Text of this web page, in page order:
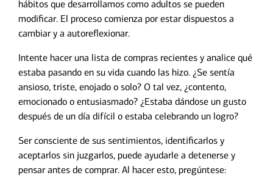
hábitos que desarrollamos como adultos se pueden
modificar. El proceso comienza por estar dispuestos a
cambiar y a autoreflexionar.
Intente hacer una lista de compras recientes y analice qué
estaba pasando en su vida cuando las hizo. ¿Se sentía
ansioso, triste, enojado o solo? O tal vez, ¿contento,
emocionado o entusiasmado? ¿Estaba dándose un gusto
después de un día difícil o estaba celebrando un logro?
Ser consciente de sus sentimientos, identificarlos y
aceptarlos sin juzgarlos, puede ayudarle a detenerse y
pensar antes de comprar. Al hacer esto, pregúntese: